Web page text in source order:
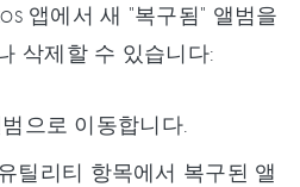
앱에서 새 "복구됨" 앨범을
삭제할 수 있습니다:
으로 이동합니다.
틸리티 항목에서 복구된 앨